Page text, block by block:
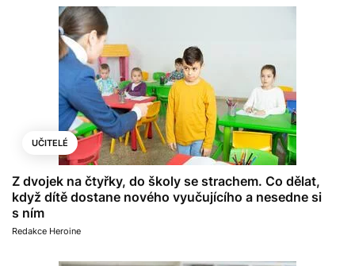
UČITELÉ
Z dvojek na čtyřky, do školy se strachem. Co dělat,
když dítě dostane nového vyučujícího a nesedne si
s ním
Redakce Heroine